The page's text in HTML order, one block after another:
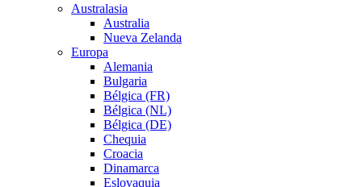
Australasia
Australia
Nueva Zelanda
Europa
Alemania
Bulgaria
Bélgica (FR)
Bélgica (NL)
Bélgica (DE)
Chequia
Croacia
Dinamarca
Eslovaquia